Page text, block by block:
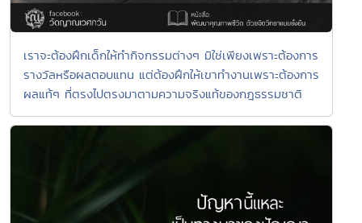
เราจะต้องฝึกเด็กให้ทำกิจกรรมต่างๆ มิใช่เพียงเพราะต้องการ
รางวัลหรือผลตอบแทน แต่ต้องฝึกให้เขาทำงานเพราะต้องการ
ผลแท้ๆ ที่ตรงไปตรงมาตามความจริงแท้ของกฎธรรมชาติ